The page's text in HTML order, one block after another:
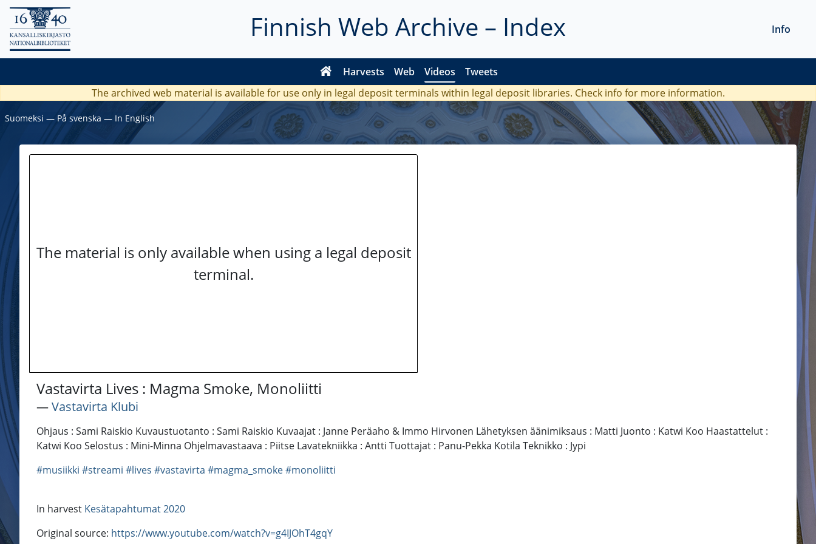
Finnish Web Archive – Index
Harvests Web Videos Tweets
Info
The archived web material is available for use only in legal deposit terminals within legal deposit libraries. Check info for more information.
Suomeksi ― På svenska ― In English
The material is only available when using a legal deposit
terminal.
Vastavirta Lives : Magma Smoke, Monoliitti
―Vastavirta Klubi
Ohjaus : Sami Raiskio Kuvaustuotanto : Sami Raiskio Kuvaajat : Janne Peräaho & Immo Hirvonen Lähetyksen äänimiksaus : Matti Juonto : Katwi Koo Haastattelut :
Katwi Koo Selostus : Mini-Minna Ohjelmavastaava : Piitse Lavatekniikka : Antti Tuottajat : Panu-Pekka Kotila Teknikko : Jypi
#musiikki #streami #lives #vastavirta #magma_smoke#monoliitti
In harvest Kesätapahtumat 2020
Original source: https://www.youtube.com/watch?v=g4IJOhT4gqY